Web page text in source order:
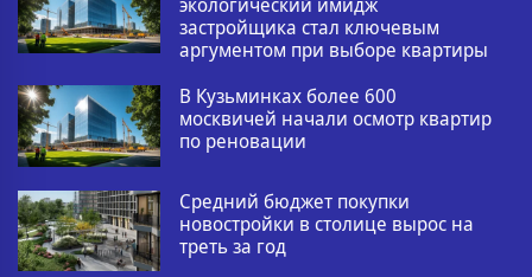
застройщика стал ключевым
аргументом при выборе квартиры
В Кузьминках более 600
москвичей начали осмотр квартир
по реновации
Средний бюджет покупки
новостройки в столице вырос на
треть за год